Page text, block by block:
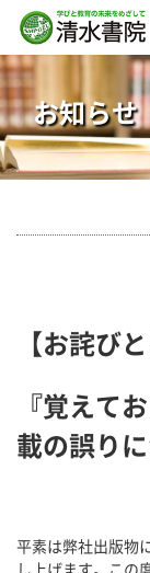
お知らせ
【お詫び
『覚えて
載の誤り
平素は弊社出版物